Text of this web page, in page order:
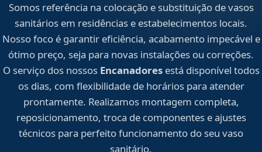
Somos referência na colocação e substituição de vasos
sanitários em residências e estabelecimentos locais.
Nosso foco é garantir eficiência, acabamento impecável e
ótimo preço, seja para novas instalações ou correções.
O serviço dos nossos Encanadoresestá disponível todos
os dias, com flexibilidade de horários para atender
prontamente. Realizamos montagem completa,
reposicionamento, troca de componentes e ajustes
técnicos para perfeito funcionamento do seu vaso
sanitário.